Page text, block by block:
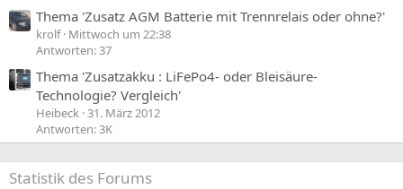
Thema 'Zusatz AGM Batterie mit Trennrelais oder ohne?'
krolf Mittwoch um 22:38
Antworten: 37
Thema 'Zusatzakku : LiFePo4- oder Bleisäure-
Technologie? Vergleich'
Heibeck 31. März 2012
Antworten: 3K
Statistik des Forums